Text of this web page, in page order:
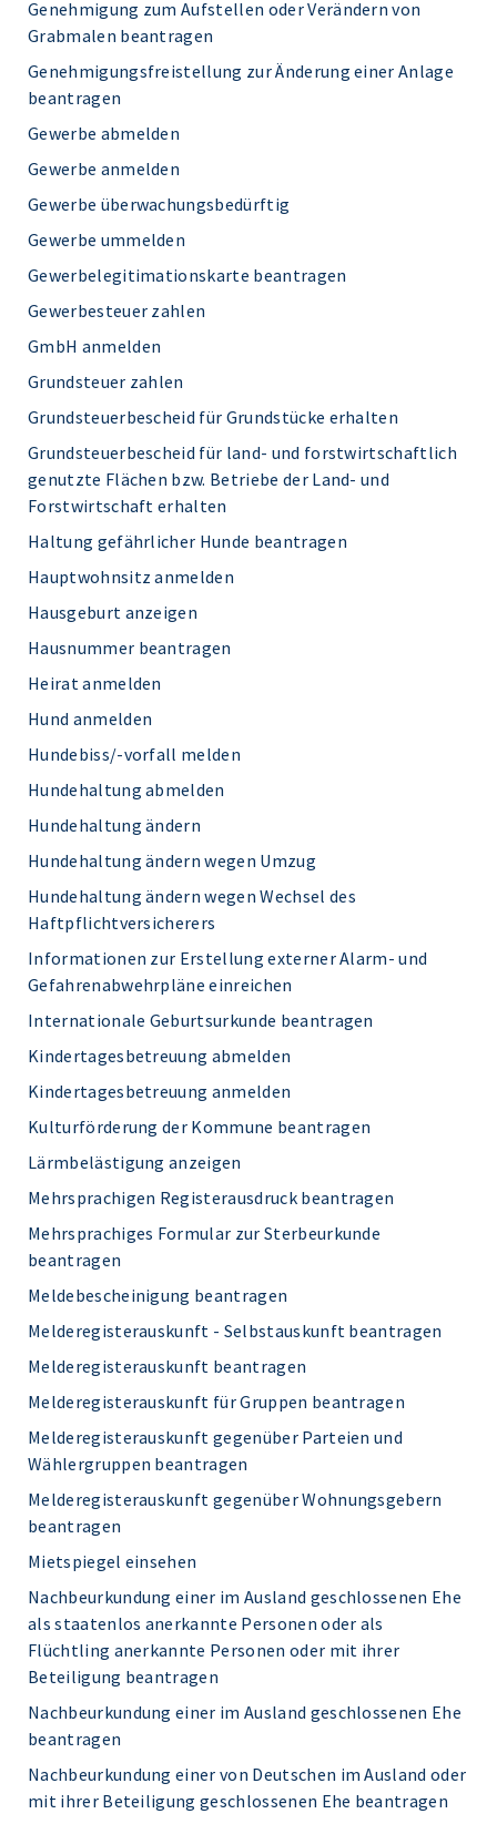
Genehmigung zum Aufstellen oder Verändern von
Grabmalen beantragen
Genehmigungsfreistellung zur Änderung einer Anlage
beantragen
Gewerbe abmelden
Gewerbe anmelden
Gewerbe überwachungsbedürftig
Gewerbe ummelden
Gewerbelegitimationskarte beantragen
Gewerbesteuer zahlen
GmbH anmelden
Grundsteuer zahlen
Grundsteuerbescheid für Grundstücke erhalten
Grundsteuerbescheid für land- und forstwirtschaftlich
genutzte Flächen bzw. Betriebe der Land- und
Forstwirtschaft erhalten
Haltung gefährlicher Hunde beantragen
Hauptwohnsitz anmelden
Hausgeburt anzeigen
Hausnummer beantragen
Heirat anmelden
Hund anmelden
Hundebiss/-vorfall melden
Hundehaltung abmelden
Hundehaltung ändern
Hundehaltung ändern wegen Umzug
Hundehaltung ändern wegen Wechsel des
Haftpflichtversicherers
Informationen zur Erstellung externer Alarm- und
Gefahrenabwehrpläne einreichen
Internationale Geburtsurkunde beantragen
Kindertagesbetreuung abmelden
Kindertagesbetreuung anmelden
Kulturförderung der Kommune beantragen
Lärmbelästigung anzeigen
Mehrsprachigen Registerausdruck beantragen
Mehrsprachiges Formular zur Sterbeurkunde
beantragen
Meldebescheinigung beantragen
Melderegisterauskunft - Selbstauskunft beantragen
Melderegisterauskunft beantragen
Melderegisterauskunft für Gruppen beantragen
Melderegisterauskunft gegenüber Parteien und
Wählergruppen beantragen
Melderegisterauskunft gegenüber Wohnungsgebern
beantragen
Mietspiegel einsehen
Nachbeurkundung einer im Ausland geschlossenen Ehe
als staatenlos anerkannte Personen oder als
Flüchtling anerkannte Personen oder mit ihrer
Beteiligung beantragen
Nachbeurkundung einer im Ausland geschlossenen Ehe
beantragen
Nachbeurkundung einer von Deutschen im Ausland oder
mit ihrer Beteiligung geschlossenen Ehe beantragen